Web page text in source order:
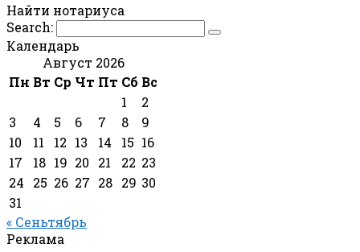
Найти нотариуса
Search:
Календарь
Август 2026
Пн Вт Ср Чт Пт Сб Вс
1
2
3
4 5 6 7 8
9
10
11 12 13 14 15 16
17
18 19 20 21 22 23
24
25 26 27 28 29 30
31
« Сеньтябрь
Реклама